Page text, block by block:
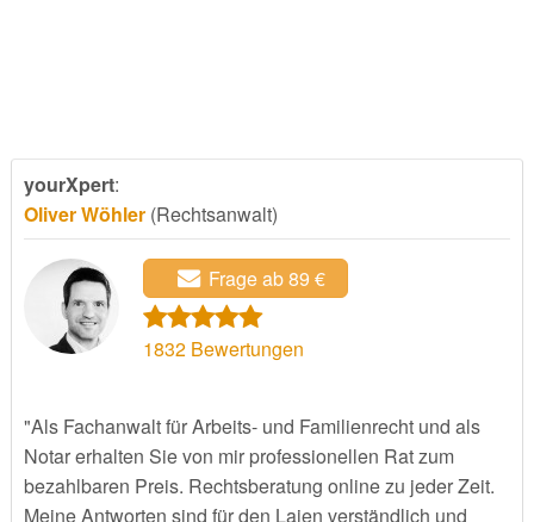
yourXpert:
Oliver Wöhler(Rechtsanwalt)
Frage ab 89 €
1832Bewertungen
"Als Fachanwalt für Arbeits- und Familienrecht und als
Notar erhalten Sie von mir professionellen Rat zum
bezahlbaren Preis. Rechtsberatung online zu jeder Zeit.
Meine Antworten sind für den Laien verständlich und